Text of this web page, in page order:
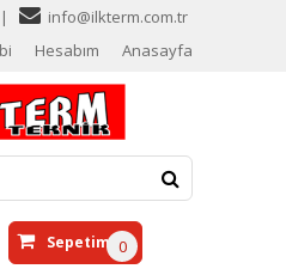
info@ilkterm.com.tr
Hesabım Anasayfa
Sepetim 0